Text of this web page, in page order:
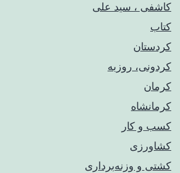
کاشفی ، سید علی
کتاب
کردستان
کردونی، روزبه
کرمان
کرمانشاه
کسب و کار
کشاورزی
کشتی و وزنه‌برداری